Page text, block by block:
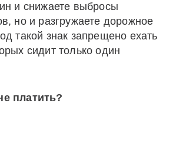
и снижаете выбросы
но и разгружаете дорожное
такой знак запрещено ехать
сидит только один
платить?